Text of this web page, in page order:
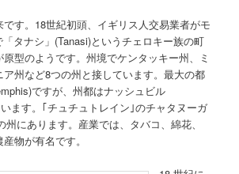
す。18世紀初頭、イギリス人交易業者がモ
「タナシ」(Tanasi)というチェロキー族の町
型のようです。州境でケンタッキー州、ミ
州など8つの州と接しています。最大の都
ですが、州都はナッシュビル
ます。｢チュチュトレイン｣のチャタヌーガ
州にあります。産業では、タバコ、綿花、
物が有名です。